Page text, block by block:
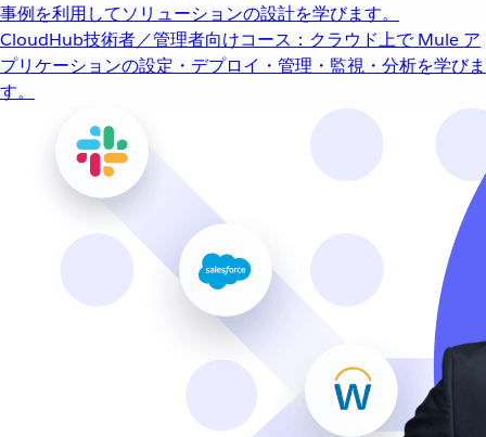
事例を利用してソリューションの設計を学びます。
CloudHub技術者／管理者向けコース：クラウド上で Mule ア
プリケーションの設定・デプロイ・管理・監視・分析を学びま
す。